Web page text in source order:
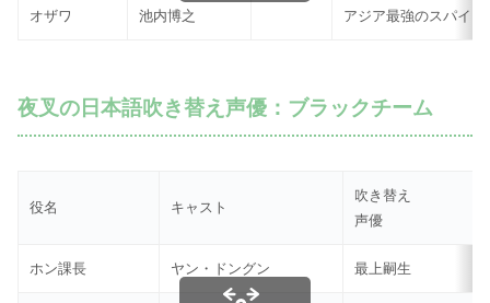
オザワ 池内博之 アジア最強のスパイ
夜叉の日本語吹き替え声優：ブラックチーム
役名 キャスト
吹き替え
声優
ホン課長 ヤン・ドングン 最上嗣生